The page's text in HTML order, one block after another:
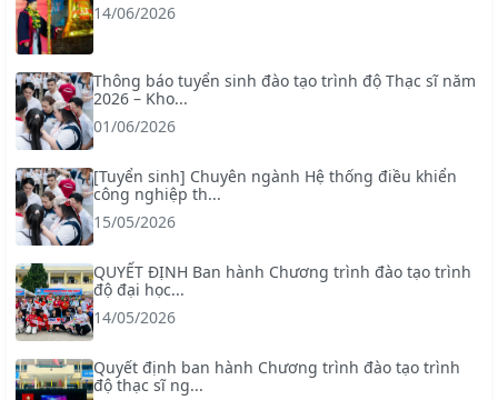
14/06/2026
Thông báo tuyển sinh đào tạo trình độ Thạc sĩ năm
2026 – Kho...
01/06/2026
[Tuyển sinh] Chuyên ngành Hệ thống điều khiển
công nghiệp th...
15/05/2026
QUYẾT ĐỊNH Ban hành Chương trình đào tạo trình
độ đại học...
14/05/2026
Quyết định ban hành Chương trình đào tạo trình
độ thạc sĩ ng...